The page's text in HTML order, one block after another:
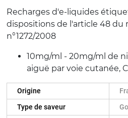
Recharges d'e-liquides
dispositions de l'article 48 du
n°1272/2008
10mg/ml - 20mg/ml de
aiguë par voie cutanée,
Origine
Type de saveur